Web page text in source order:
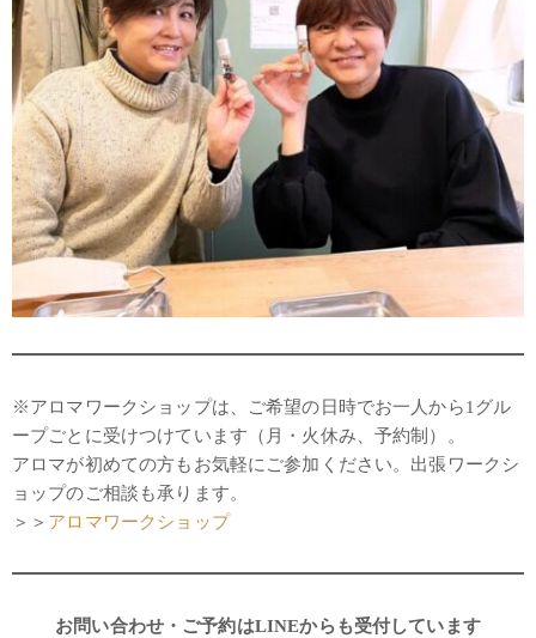
※アロマワークショップは、ご希望の日時でお一人から1グル
ープごとに受けつけています（月・火休み、予約制）。
アロマが初めての方もお気軽にご参加ください。出張ワークシ
ョップのご相談も承ります。
＞＞ アロマワークショップ
お問い合わせ・ご予約はLINEからも受付しています